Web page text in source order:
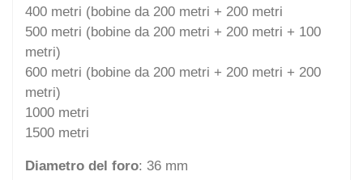
400 metri (bobine da 200 metri + 200 metri
500 metri (bobine da 200 metri + 200 metri + 100
metri)
600 metri (bobine da 200 metri + 200 metri + 200
metri)
1000 metri
1500 metri
Diametro del foro: 36 mm